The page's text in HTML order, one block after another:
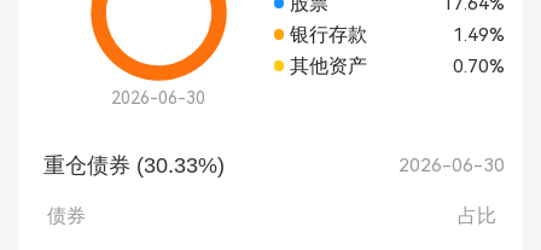
2026-06-30
银行存款 1.49%
其他资产 0.70%
重仓债券 (30.33%) 2026-06-30
债券 占比